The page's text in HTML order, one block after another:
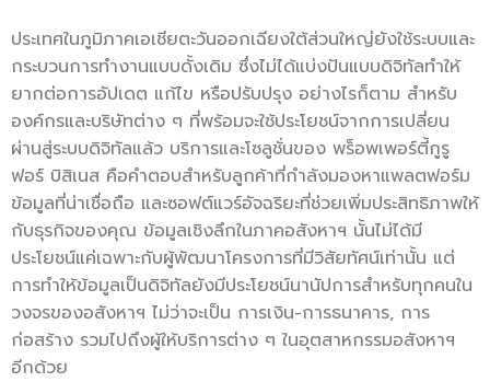
ประเทศในภูมิภาคเอเชียตะวันออกเฉียงใต้ส่วนใหญ่ยังใช้ระบบและ
กระบวนการทำงานแบบดั้งเดิม ซึ่งไม่ได้แบ่งปันแบบดิจิทัลทำให้
ยากต่อการอัปเดต แก้ไข หรือปรับปรุง อย่างไรก็ตาม สำหรับ
องค์กรและบริษัทต่าง ๆ ที่พร้อมจะใช้ประโยชน์จากการเปลี่ยน
ผ่านสู่ระบบดิจิทัลแล้ว บริการและโซลูชั่นของ พร็อพเพอร์ตี้กูรู
ฟอร์ บิสิเนส คือคำตอบสำหรับลูกค้าที่กำลังมองหาแพลตฟอร์ม
ข้อมูลที่น่าเชื่อถือ และซอฟต์แวร์อัจฉริยะที่ช่วยเพิ่มประสิทธิภาพให้
กับธุรกิจของคุณ ข้อมูลเชิงลึกในภาคอสังหาฯ นั้นไม่ได้มี
ประโยชน์แค่เฉพาะกับผู้พัฒนาโครงการที่มีวิสัยทัศน์เท่านั้น แต่
การทำให้ข้อมูลเป็นดิจิทัลยังมีประโยชน์นานัปการสำหรับทุกคนใน
วงจรของอสังหาฯ ไม่ว่าจะเป็น การเงิน-การธนาคาร, การ
ก่อสร้าง รวมไปถึงผู้ให้บริการต่าง ๆ ในอุตสาหกรรมอสังหาฯ
อีกด้วย